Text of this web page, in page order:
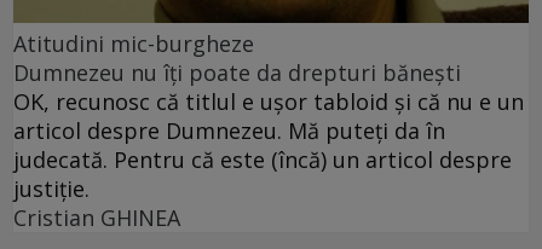
Atitudini mic-burgheze
Dumnezeu nu îţi poate da drepturi băneşti
OK, recunosc că titlul e uşor tabloid şi că nu e un
articol despre Dumnezeu. Mă puteţi da în
judecată. Pentru că este (încă) un articol despre
justiţie.
Cristian GHINEA